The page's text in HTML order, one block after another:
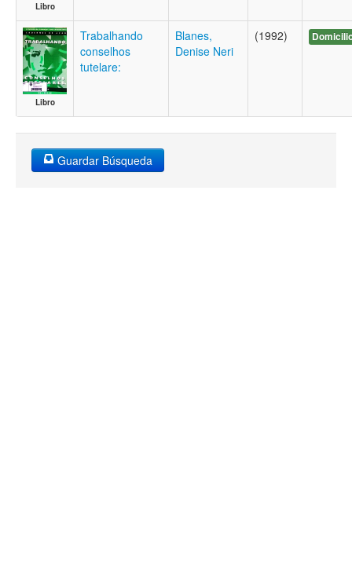
Libro
Libro
Trabalhando
conselhos
tutelare:
Blanes,
Denise Neri
(1992)
Guardar Búsqueda